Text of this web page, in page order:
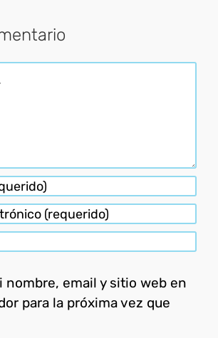
nombre, email y sitio web en
para la próxima vez que